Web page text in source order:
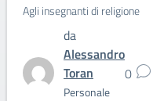
Agli insegnanti di religione
da
Alessandro
Toran
Personale
0